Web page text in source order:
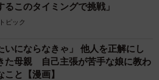
3/4
ちゃん（提供：＠sally0819さん）
るこのタイミングで挑戦」
ピック
いにならなきゃ」 他人を正解にし
た母親 自己主張が苦手な娘に教わ
こと【漫画】